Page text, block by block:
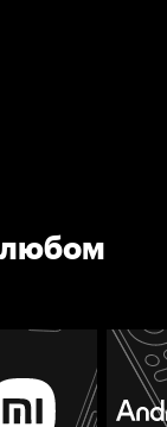
любом